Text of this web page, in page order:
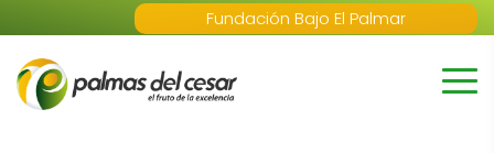
Fundación Bajo El Palmar